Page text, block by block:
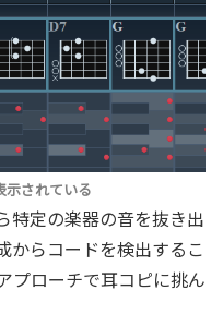
示されている
特定の楽器の音を抜き出
からコードを検出するこ
プローチで耳コピに挑ん